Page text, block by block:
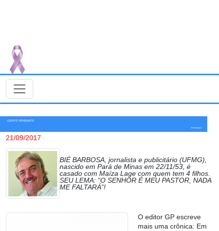
GENTE PENSANTE
Bié Barbosa
21/09/2017
BIÉ BARBOSA, jornalista e publicitário (UFMG),
nascido em Pará de Minas em 22/11/53, é
casado com Maíza Lage com quem tem 4 filhos.
SEU LEMA: “O SENHOR É MEU PASTOR, NADA
ME FALTARÁ”!
O editor GP escreve
mais uma crônica: Em